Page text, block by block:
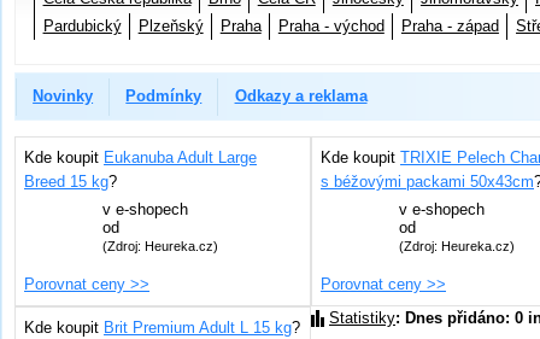
Pardubický
Plzeňský Praha Praha - východ Praha - západ
Novinky Podmínky Odkazy a reklama
Kde koupit Eukanuba Adult Large
Breed 15 kg?
v e-shopech
od
(Zdroj: Heureka.cz)
Porovnat ceny >>
Kde koupit TRIXIE Pelech
s béžovými packami 50x43cm
v e-shopech
od
(Zdroj: Heureka.cz)
Porovnat ceny >>
Kde koupit Brit Premium Adult L 15 kg?
Statistiky: Dnes přidáno: 0